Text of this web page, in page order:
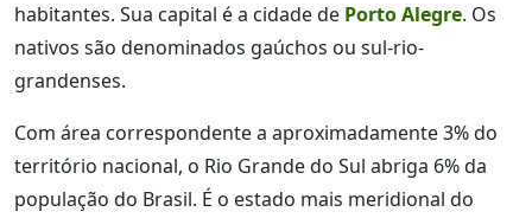
habitantes. Sua capital é a cidade de Porto Alegre. Os
nativos são denominados gaúchos ou sul-rio-
grandenses.
Com área correspondente a aproximadamente 3% do
território nacional, o Rio Grande do Sul abriga 6% da
população do Brasil. É o estado mais meridional do